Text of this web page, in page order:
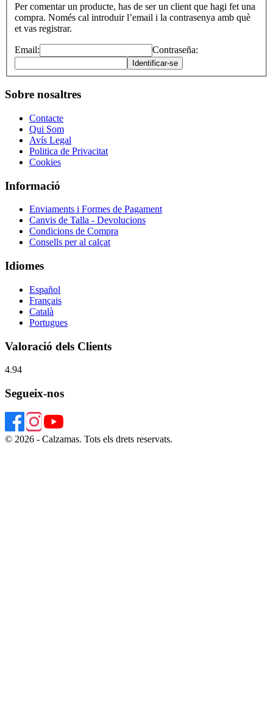
Per comentar un producte, has de ser un client que hagi fet una
compra. Només cal introduir l’email i la contrasenya amb què
et vas registrar.
Email: Contraseña:
Identificar-se
Sobre nosaltres
Contacte
Qui Som
Avís Legal
Politica de Privacitat
Cookies
Informació
Enviaments i Formes de Pagament
Canvis de Talla - Devolucions
Condicions de Compra
Consells per al calçat
Idiomes
Español
Français
Català
Portugues
Valoració dels Clients
4.94
Segueix-nos
© 2026 - Calzamas. Tots els drets reservats.